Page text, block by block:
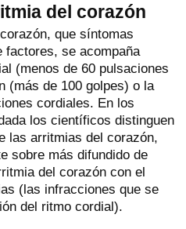
del corazón
que síntomas
factores, se acompaña
(menos de 60 pulsaciones
(más de 100 golpes) o la
cordiales. En los
los científicos distinguen
las arritmias del corazón,
sobre más difundido de
del corazón con el
(las infracciones que se
del ritmo cordial).